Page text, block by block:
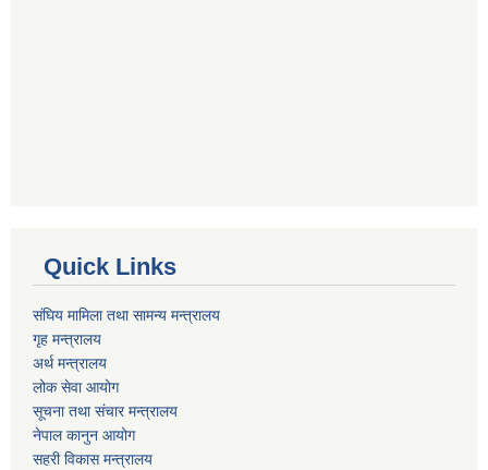
Quick Links
संघिय मामिला तथा सामन्य मन्त्रालय
गृह मन्त्रालय
अर्थ मन्त्रालय
लोक सेवा आयोग
सूचना तथा संचार मन्त्रालय
नेपाल कानुन आयोग
सहरी विकास मन्त्रालय